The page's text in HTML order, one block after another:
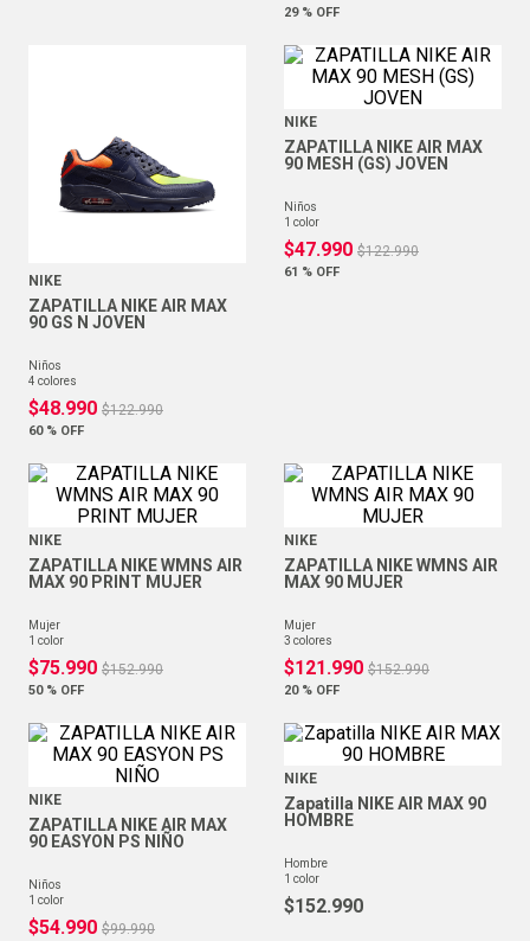
29 % OFF
NIKE
ZAPATILLA NIKE AIR MAX
90 GS N JOVEN
niños
4 colores
$48.990 $122.990
60 % OFF
NIKE
ZAPATILLA NIKE AIR MAX
90 MESH (GS) JOVEN
niños
1 color
$47.990 $122.990
61 % OFF
NIKE
ZAPATILLA NIKE WMNS AIR
MAX 90 PRINT MUJER
mujer
1 color
$75.990 $152.990
50 % OFF
NIKE
ZAPATILLA NIKE WMNS AIR
MAX 90 MUJER
mujer
3 colores
$121 .990 $152.990
20 % OFF
NIKE
ZAPATILLA NIKE AIR MAX
90 EASYON PS NIÑO
niños
1 color
$54.990 $99.990
NIKE
Zapatilla NIKE AIR MAX 90
HOMBRE
hombre
1 color
$152.990